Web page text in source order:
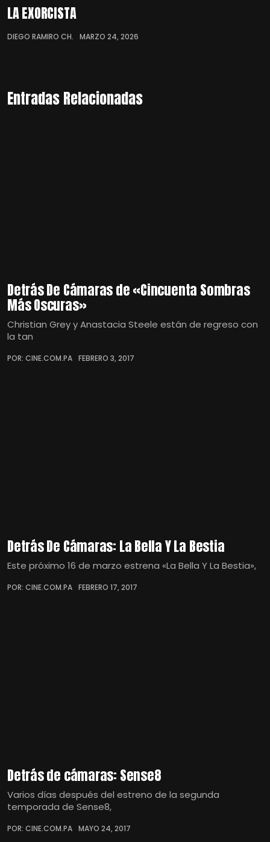
LA EXORCISTA
DIEGO RAMIRO CH. MARZO 24, 2026
Entradas Relacionadas
Detrás De Cámaras de «Cincuenta Sombras
Más Oscuras»
Christian Grey y Anastacia Steele están de regreso con
la tan
POR: CINE.COM.PA FEBRERO 3, 2017
Detrás De Cámaras: La Bella Y La Bestia
Este próximo 16 de marzo estrena «La Bella Y La Bestia»,
POR: CINE.COM.PA FEBRERO 17, 2017
Detrás de cámaras: Sense8
Varios días después del estreno de la segunda
temporada de Sense8,
POR: CINE.COM.PA MAYO 24, 2017